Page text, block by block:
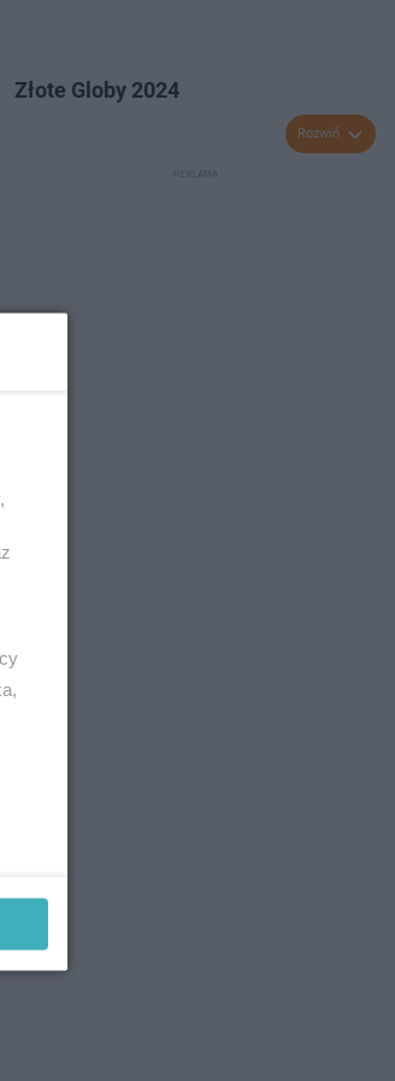
Złote Globy 2024
Rozwiń